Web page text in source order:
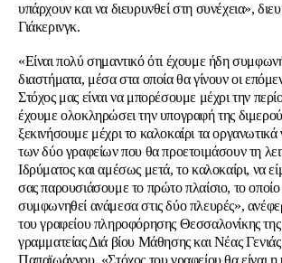
υπάρχουν και να διευρυνθεί στη συνέχεια»,
Γιάκερινγκ.
«Είναι πολύ σημαντικό ότι έχουμε ήδη
διαστήματα, μέσα στα οποία θα γίνουν οι
Στόχος μας είναι να μπορέσουμε μέχρι την
έχουμε ολοκληρώσει την υπογραφή της
ξεκινήσουμε μέχρι το καλοκαίρι τα οργανωτικά
των δύο γραφείων που θα προετοιμάσουν τη
Ιδρύματος και αμέσως μετά, το καλοκαίρι, να
σας παρουσιάσουμε το πρώτο πλαίσιο, το οποίο
συμφωνηθεί ανάμεσα στις δύο πλευρές»,
του γραφείου πληροφόρησης Θεσσαλονίκης της
γραμματείας Διά βίου Μάθησης και Νέας
Παπαϊωάννου. «Στόχος του γραφείου θα είναι